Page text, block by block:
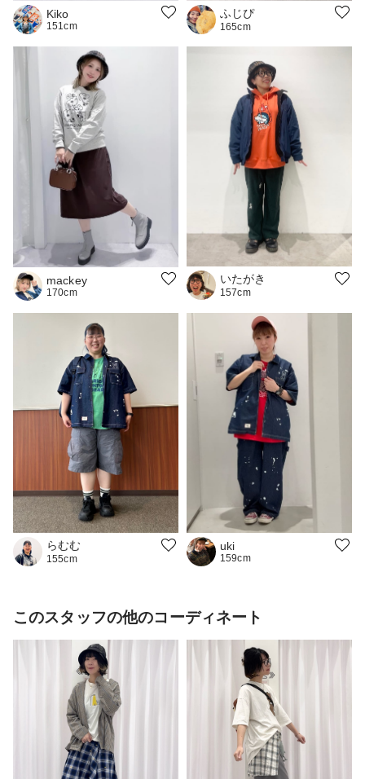
Kiko
151cm
ふじぴ
165cm
mackey
170cm
いたがき
157cm
らむむ
155cm
uki
159cm
このスタッフの他のコーディネート